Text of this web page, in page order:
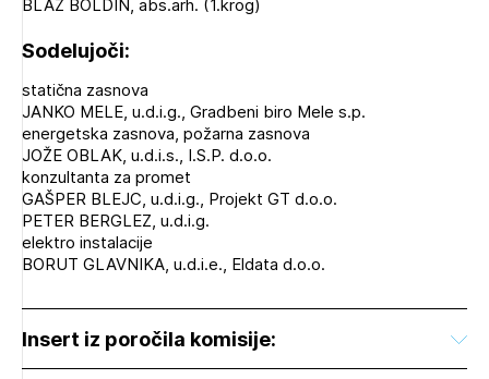
Sodelujoči:
statična zasnova
JANKO MELE, u.d.i.g., Gradbeni biro Mele s.p.
energetska zasnova, požarna zasnova
JOŽE OBLAK, u.d.i.s., I.S.P. d.o.o.
konzultanta za promet
GAŠPER BLEJC, u.d.i.g., Projekt GT d.o.o.
PETER BERGLEZ, u.d.i.g.
elektro instalacije
BORUT GLAVNIKA, u.d.i.e., Eldata d.o.o.
Insert iz poročila komisije: